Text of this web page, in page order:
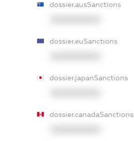
dossier.ausSanctions
dossier.euSanctions
dossier.japanSanctions
dossier.canadaSanctions